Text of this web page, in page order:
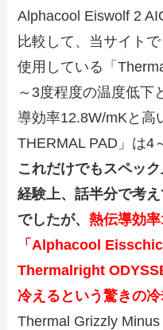
Alphacool Eiswolf 2
比較して、当サイト
使用している「
～3度程度の温度低下
導効率12.8W/mKと高
THERMAL PAD」は4
これだけでもスペッ
経験上、話半分で考
でしたが、熱伝導効
「Alphacool
Thermalright
冷えるという驚きの
Thermal Grizzly